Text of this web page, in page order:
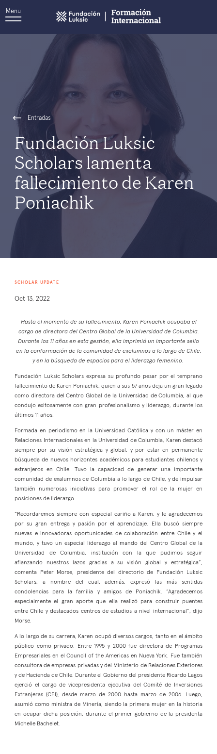
Menu
Entradas
Fundación Luksic
Scholars lamenta
fallecimiento de Karen ​​
Poniachik
SCHOLAR UPDATE
Oct 13, 2022
Hasta el momento de su fallecimiento, Karen Poniachik ocupaba el
cargo de directora del Centro Global de la Universidad de Columbia.
Durante los 11 años en esta gestión, ella imprimió un importante sello
en la conformación de la comunidad de exalumnos a lo largo de Chile,
y en la búsqueda de espacios para el liderazgo femenino.
Fundación Luksic Scholars expresa su profundo pesar por el temprano
fallecimiento de Karen Poniachik, quien a sus 57 años deja un gran legado
como directora del Centro Global de la Universidad de Columbia, al que
condujo exitosamente con gran profesionalismo y liderazgo, durante los
últimos 11 años.
Formada en periodismo en la Universidad Católica y con un máster en
Relaciones Internacionales en la Universidad de Columbia, Karen destacó
siempre por su visión estratégica y global, y por estar en permanente
búsqueda de nuevos horizontes académicos para estudiantes chilenos y
extranjeros en Chile. Tuvo la capacidad de generar una importante
comunidad de exalumnos de Columbia a lo largo de Chile, y de impulsar
también numerosas iniciativas para promover el rol de la mujer en
posiciones de liderazgo.
“Recordaremos siempre con especial cariño a Karen, y le agradecemos
por su gran entrega y pasión por el aprendizaje. Ella buscó siempre
nuevas e innovadoras oportunidades de colaboración entre Chile y el
mundo, y tuvo un especial liderazgo al mando del Centro Global de la
Universidad de Columbia, institución con la que pudimos seguir
afianzando nuestros lazos gracias a su visión global y estratégica”,
comenta Peter Morse, presidente del directorio de Fundación Luksic
Scholars, a nombre del cual, además, expresó las más sentidas
condolencias para la familia y amigos de Poniachik. “Agradecemos
especialmente el gran aporte que ella realizó para construir puentes
entre Chile y destacados centros de estudios a nivel internacional”, dijo
Morse.
A lo largo de su carrera, Karen ocupó diversos cargos, tanto en el ámbito
público como privado. Entre 1995 y 2000 fue directora de Programas
Empresariales en el Council of the Americas en Nueva York. Fue también
consultora de empresas privadas y del Ministerio de Relaciones Exteriores
y de Hacienda de Chile. Durante el Gobierno del presidente Ricardo Lagos
ejerció el cargo de vicepresidenta ejecutiva del Comité de Inversiones
Extranjeras (CEI), desde marzo de 2000 hasta marzo de 2006. Luego,
asumió como ministra de Minería, siendo la primera mujer en la historia
en ocupar dicha posición, durante el primer gobierno de la presidenta
Michelle Bachelet.